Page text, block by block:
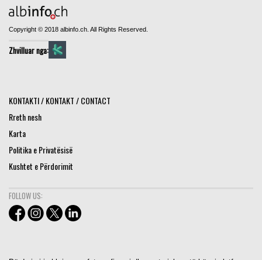
Copyright © 2018 albinfo.ch. All Rights Reserved.
Zhvilluar nga:
KONTAKTI / KONTAKT / CONTACT
Rreth nesh
Karta
Politika e Privatësisë
Kushtet e Përdorimit
FOLLOW US: